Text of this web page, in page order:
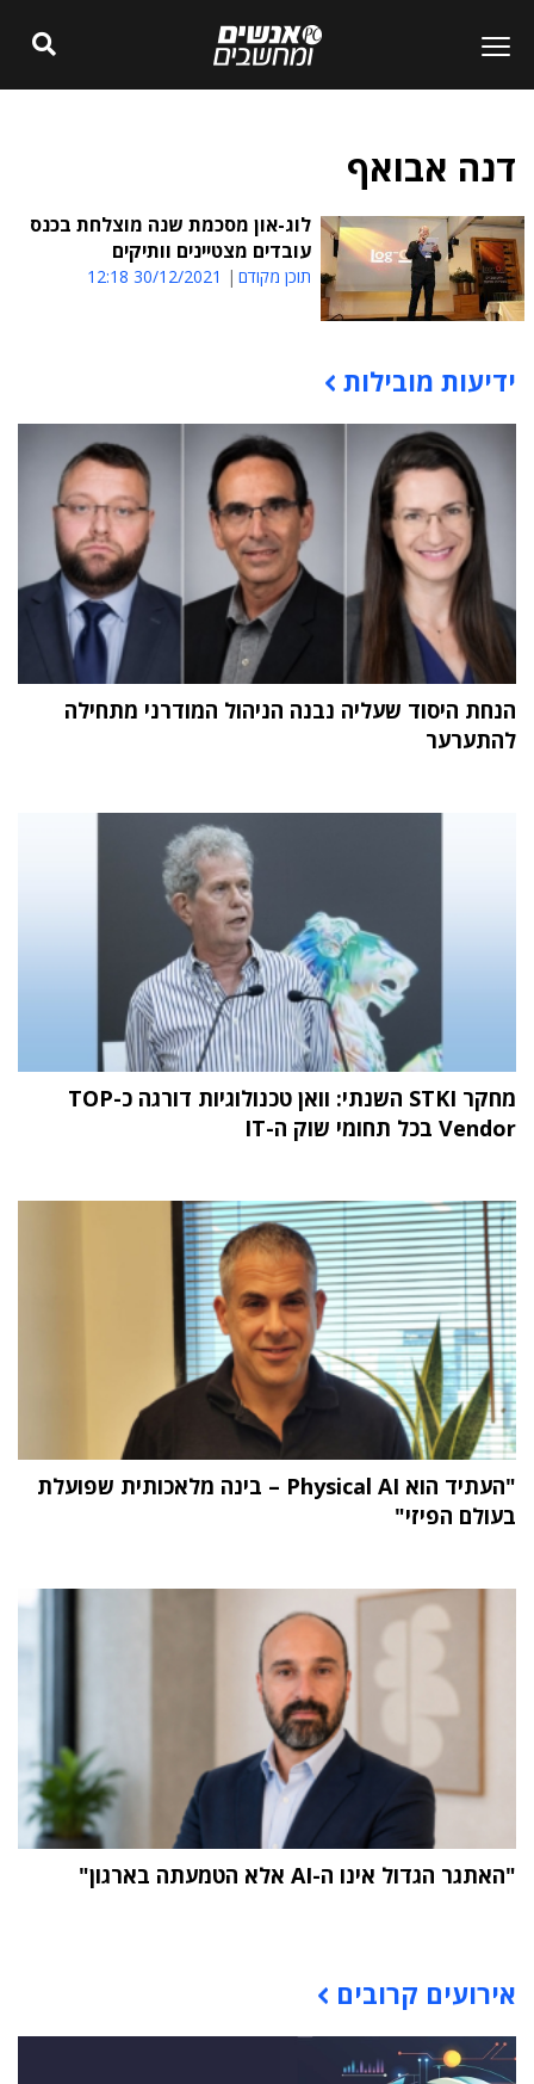
דנה אבואף
לוג-און מסכמת שנה מוצלחת בכנס
עובדים מצטיינים וותיקים
תוכן מקודם 30/12/2021 12:18
תוכן פרסומי
ידיעות מובילות
הנחת היסוד שעליה נבנה הניהול המודרני מתחילה
להתערער
מחקר STKI השנתי: וואן טכנולוגיות דורגה כ-TOP
Vendor בכל תחומי שוק ה-IT
"העתיד הוא Physical AI – בינה מלאכותית שפועלת
בעולם הפיזי"
"האתגר הגדול אינו ה-AI אלא הטמעתה בארגון"
אירועים קרובים